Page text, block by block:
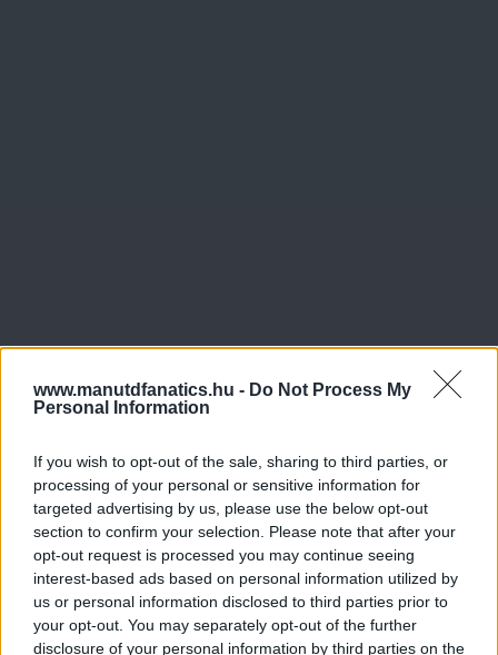
www.manutdfanatics.hu - Do Not Process My
Personal Information
If you wish to opt-out of the sale, sharing to third parties, or
processing of your personal or sensitive information for
targeted advertising by us, please use the below opt-out
section to confirm your selection. Please note that after your
opt-out request is processed you may continue seeing
interest-based ads based on personal information utilized by
us or personal information disclosed to third parties prior to
your opt-out. You may separately opt-out of the further
disclosure of your personal information by third parties on the